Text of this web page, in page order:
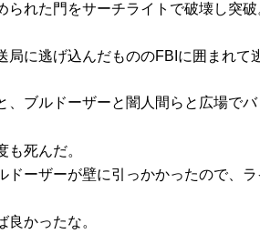
れた門をサーチライトで破壊し突破
に逃げ込んだもののFBIに囲まれて
ブルドーザーと闇人間らと広場でバ
死んだ。
ドーザーが壁に引っかかったので、
かったな。